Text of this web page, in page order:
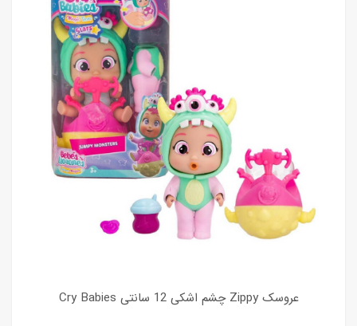
عروسک Zippy چشم اشکی 12 سانتی Cry Babies